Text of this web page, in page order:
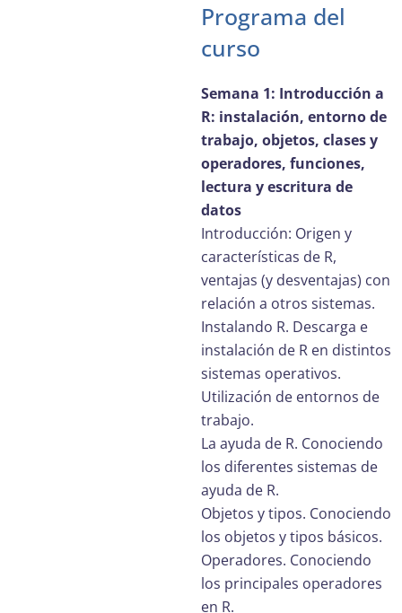
Programa del
curso
Semana 1: Introducción a
R: instalación, entorno de
trabajo, objetos, clases y
operadores, funciones,
lectura y escritura de
datos
Introducción: Origen y
características de R,
ventajas (y desventajas) con
relación a otros sistemas.
Instalando R. Descarga e
instalación de R en distintos
sistemas operativos.
Utilización de entornos de
trabajo.
La ayuda de R. Conociendo
los diferentes sistemas de
ayuda de R.
Objetos y tipos. Conociendo
los objetos y tipos básicos.
Operadores. Conociendo
los principales operadores
en R.